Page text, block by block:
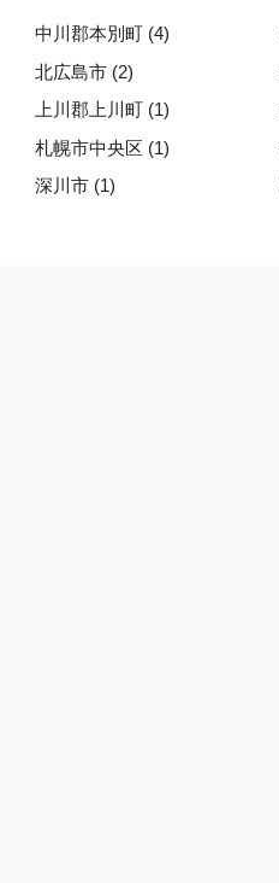
中川郡本別町 (4)
北広島市 (2)
上川郡上川町 (1)
札幌市中央区 (1)
深川市 (1)